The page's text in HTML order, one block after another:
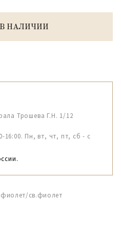
НАЛИЧИИ
Трошева Г.Н. 1/12
16:00. Пн, вт, чт, пт, сб - с
св.фиолет